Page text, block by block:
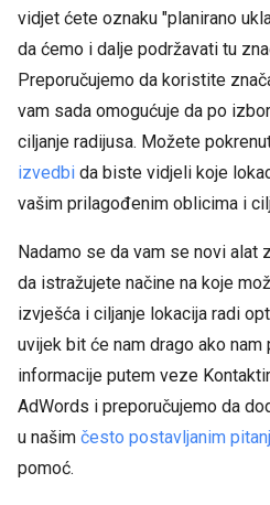
vidjet ćete oznaku "planirano
da ćemo i dalje podržavati tu
Preporučujemo da koristite
vam sada omogućuje da po
ciljanje radijusa. Možete
izvedbi da biste vidjeli koje
vašim prilagođenim oblicima i
Nadamo se da vam se novi alat
da istražujete načine na koje
izvješća i ciljanje lokacija radi
uvijek bit će nam drago ako
informacije putem veze
AdWords i preporučujemo da
u našim često postavljanim
pomoć.